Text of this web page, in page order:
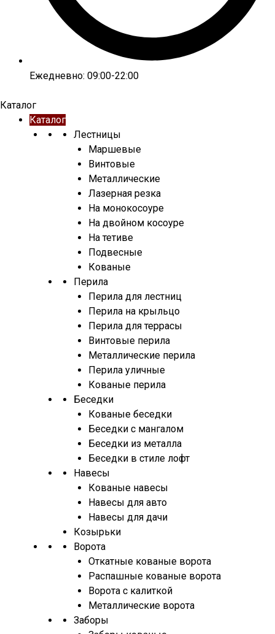
Ежедневно: 09:00-22:00
Каталог
Каталог
Лестницы
Маршевые
Винтовые
Металлические
Лазерная резка
На монокосоуре
На двойном косоуре
На тетиве
Подвесные
Кованые
Перила
Перила для лестниц
Перила на крыльцо
Перила для террасы
Винтовые перила
Металлические перила
Перила уличные
Кованые перила
Беседки
Кованые беседки
Беседки с мангалом
Беседки из металла
Беседки в стиле лофт
Навесы
Кованые навесы
Навесы для авто
Навесы для дачи
Козырьки
Ворота
Откатные кованые ворота
Распашные кованые ворота
Ворота с калиткой
Металлические ворота
Заборы